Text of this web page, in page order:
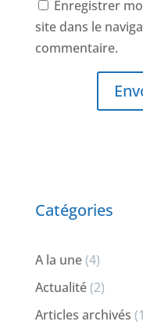
Enregistrer
site dans le
commentaire.
Catégories
A la une(4)
Actualité(2)
Articles archivés